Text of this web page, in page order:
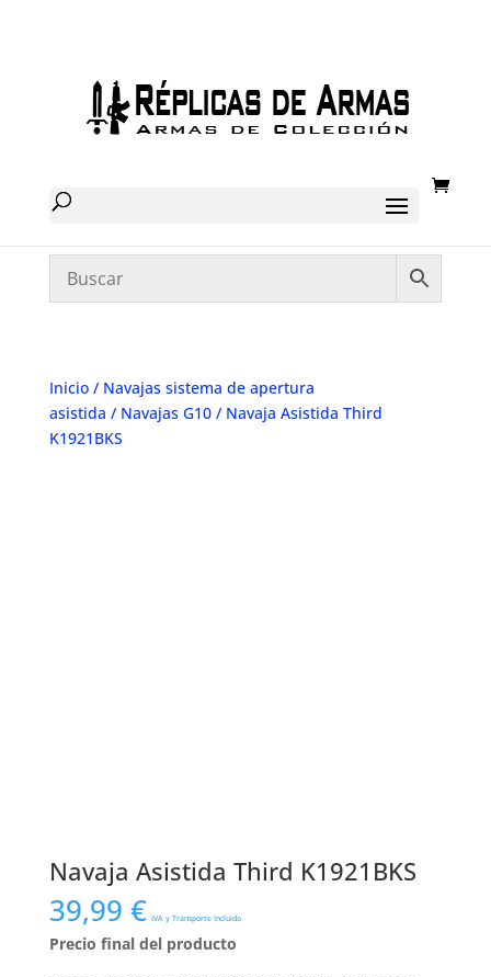
Inicio/ Navajas sistema de apertura
asistida / Navajas G10/ Navaja Asistida Third
K1921BKS
Navaja Asistida Third K1921BKS
39,99 € IVA y Transporte Incluido
Precio final del producto